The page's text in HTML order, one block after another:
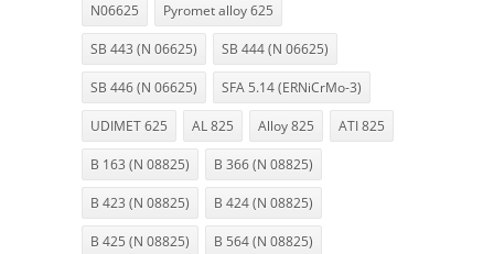
N06625 Pyromet alloy 625
SB 443 (N 06625) SB 444 (N 06625)
SB 446 (N 06625) SFA 5.14 (ERNiCrMo-3)
UDIMET 625 AL 825 Alloy 825 ATI 825
B 163 (N 08825) B 366 (N 08825)
B 423 (N 08825) B 424 (N 08825)
B 425 (N 08825) B 564 (N 08825)